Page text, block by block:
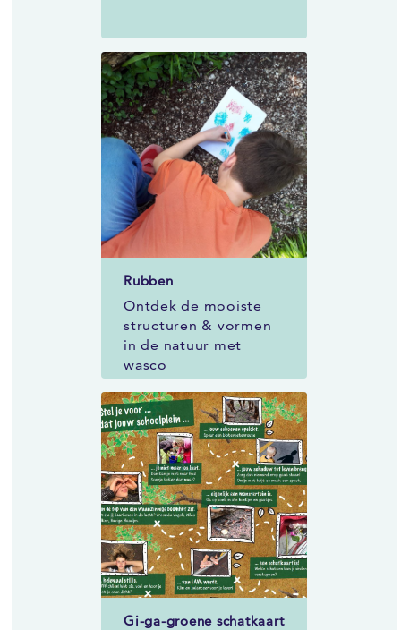
Rubben
Ontdek de mooiste
structuren & vormen
in de natuur met
wasco
Gi-ga-groene schatkaart